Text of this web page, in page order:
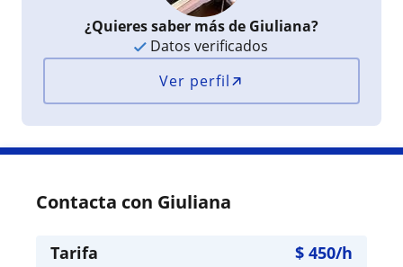
¿Quieres saber más de Giuliana?
Datos verificados
Ver perfil
Contacta con Giuliana
Tarifa $ 450/h